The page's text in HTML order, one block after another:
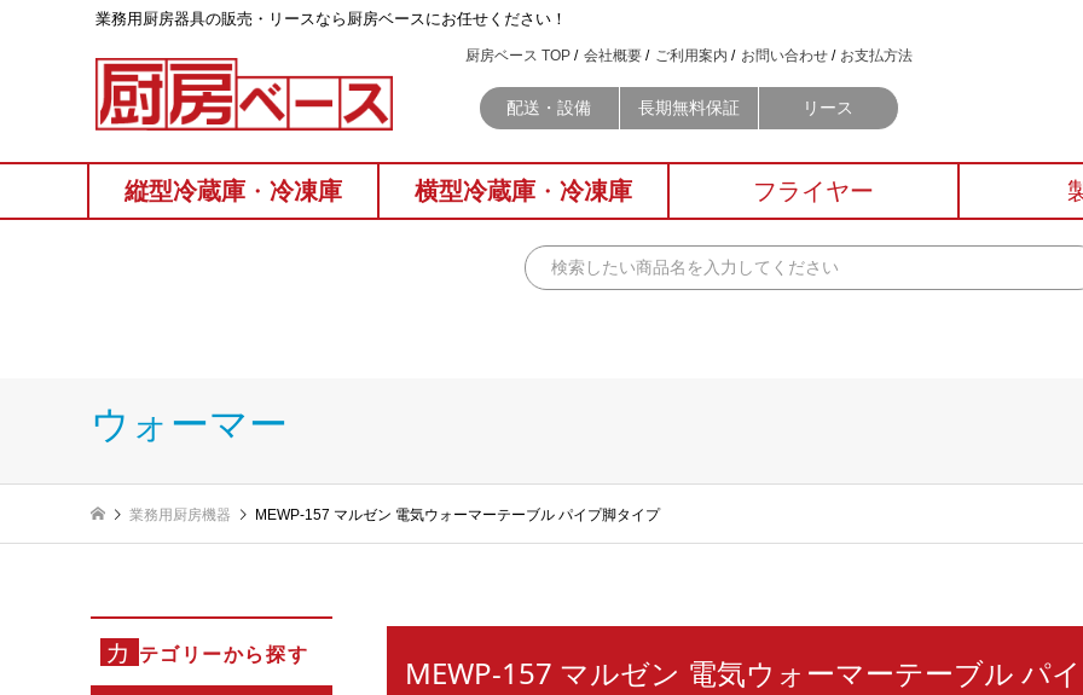
業務⽤厨房器具の販売・リースなら厨房ベースにお任せください！
厨房ベース TOP 会社概要 ご利用案内 お問い合わせ お支払方法
配送・設備 長期無料保証 リース
縦型冷蔵庫 ・ 冷凍庫 横型冷蔵庫 ・ 冷凍庫 フライヤー
ウォーマー
業務用厨房機器 MEWP-157 マルゼン 電気ウォーマーテーブル パイプ脚タイプ
カ テゴリーから探す
MEWP-157 マルゼン 電気ウォーマーテーブル パ